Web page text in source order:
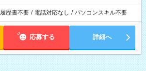
履歴書不要 / 電話対応なし / パソコンスキル不要
応募する 詳細へ